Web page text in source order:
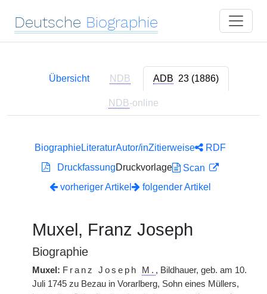
Deutsche Biographie
Übersicht NDB ADB 23 (1886)
NDB-online
BiographieLiteraturAutor/inZitierweise
RDF
DruckfassungDruckvorlage
Scan
vorheriger Artikel
folgender Artikel
Muxel, Franz Joseph
Biographie
Muxel: Franz Joseph M. , Bildhauer, geb. am 10.
Juli 1745 zu Bezau in Vorarlberg, Sohn eines Müllers,